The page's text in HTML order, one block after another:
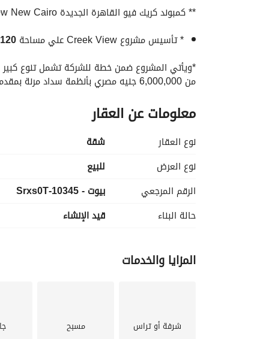
** كمبوند كريك فيو القاهرة الجديدة Creek View New Cairo.
* تأسيس مشروع Creek View علي مساحة
120 فدان
من 6,000,000 جنيه مصري بأنظمة سداد مرنة بمقدم 5% وتعاقد يصل الي 14 سنه
دقيقة.
يقع كمبوند كريك فيو بالقرب من كمبوند هايد
** مواصفات الوحده :
- 2 حمام .
_______________________________
معلومات عن العقار
نوع العقار
شقة
نوع العرض
للبيع
الرقم المرجعي
بيوت - 10345-Srxs0T
حالة البناء
قيد الإنشاء
المزايا والخدمات
شرفة أو تراس مسبح